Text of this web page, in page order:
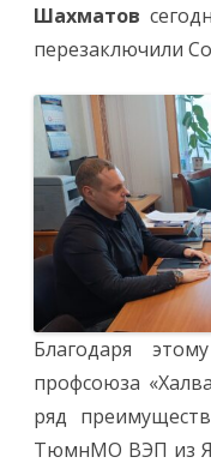
Шахматов
перезаключили
Благодаря
профсоюза
ряд
ТюмнМО ВЭП из